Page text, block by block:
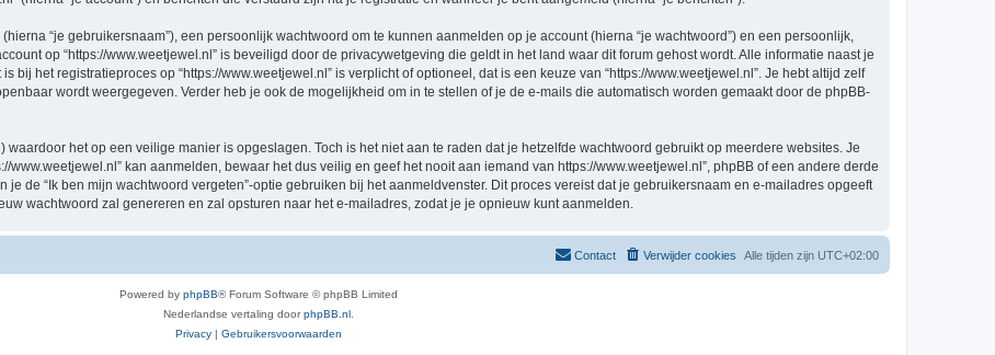
“je gebruikersnaam”), een persoonlijk wachtwoord om te kunnen aanmelden op je account (hierna “je wachtwoord”) en een persoonlijk,
op “https://www.weetjewel.nl” is beveiligd door de privacywetgeving die geldt in het land waar dit forum gehost wordt. Alle informatie naast je
bij het registratieproces op “https://www.weetjewel.nl” is verplicht of optioneel, dat is een keuze van “https://www.weetjewel.nl”. Je hebt altijd zelf
wordt weergegeven. Verder heb je ook de mogelijkheid om in te stellen of je de e-mails die automatisch worden gemaakt door de phpBB-
het op een veilige manier is opgeslagen. Toch is het niet aan te raden dat je hetzelfde wachtwoord gebruikt op meerdere websites. Je
www.weetjewel.nl” kan aanmelden, bewaar het dus veilig en geef het nooit aan iemand van https://www.weetjewel.nl”, phpBB of een andere derde
je de “Ik ben mijn wachtwoord vergeten”-optie gebruiken bij het aanmeldvenster. Dit proces vereist dat je gebruikersnaam en e-mailadres opgeeft
wachtwoord zal genereren en zal opsturen naar het e-mailadres, zodat je je opnieuw kunt aanmelden.
Alle tijden zijn UTC+02:00
Verwijder cookies
Contact
Powered by phpBB® Forum Software © phpBB Limited
Nederlandse vertaling doorphpBB.nl
Privacy | Gebruikersvoorwaarden